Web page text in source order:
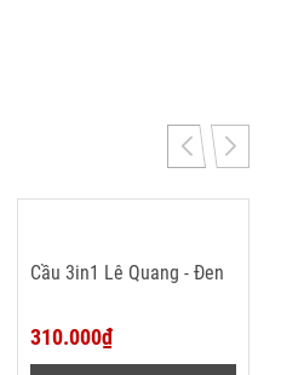
Cầu 3in1 Lê Quang - Đen
310.000₫